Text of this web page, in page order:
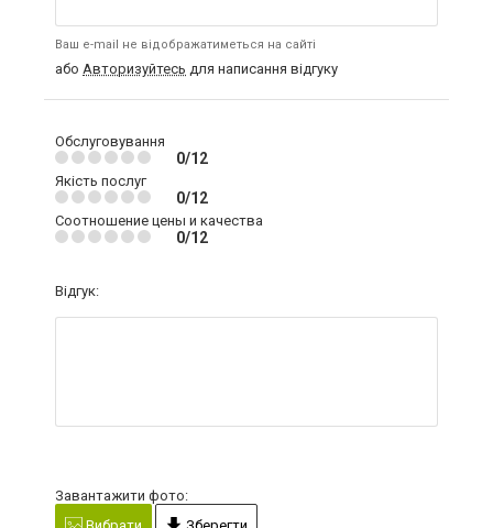
Ваш e-mail не відображатиметься на сайті
або Авторизуйтесь для написання відгуку
Обслуговування
0/12
Якість послуг
0/12
Соотношение цены и качества
0/12
Відгук:
Завантажити фото: